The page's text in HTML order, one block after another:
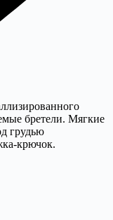
бретели. Мягкие
грудью
крючок.